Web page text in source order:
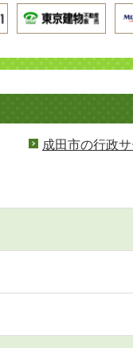
成田市の行政